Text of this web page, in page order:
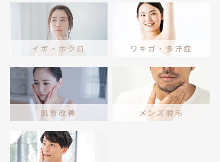
イボ・ホクロ ワキガ・多汗症
肌質改善 メンズ脱毛